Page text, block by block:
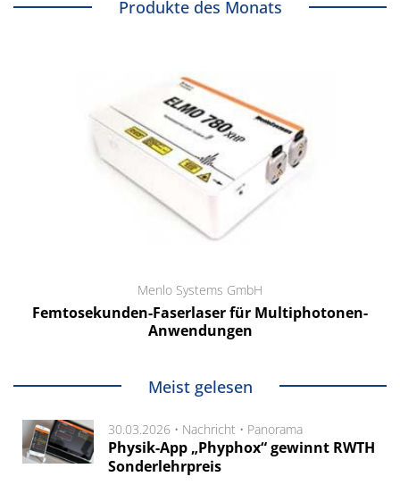
Produkte des Monats
Menlo Systems GmbH
Femtosekunden-Faserlaser für Multiphotonen-
Anwendungen
Meist gelesen
30.03.2026 • Nachricht • Panorama
Physik-App „Phyphox“ gewinnt RWTH
Sonderlehrpreis